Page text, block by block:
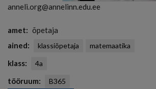
anneli.org@annelinn.edu.ee
amet
õpetaja
ained
klassiõpetaja matemaatika
klass 4a
tööruum
B365